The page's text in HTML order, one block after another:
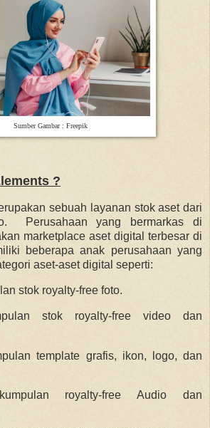
Sumber Gambar : Freepik
?
sebuah layanan stok aset dari
Perusahaan yang bermarkas di
marketplace aset digital terbesar di
beberapa anak perusahaan yang
aset-aset digital seperti:
stok royalty-free foto.
stok royalty-free video dan
template grafis, ikon, logo, dan
royalty-free Audio dan